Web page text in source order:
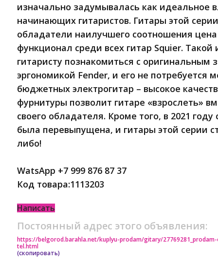
изначально задумывалась как идеальное
начинающих гитаристов. Гитары этой
обладатели наилучшего соотношения
функционал среди всех гитар Squier. Такой
гитаристу познакомиться с оригинальным
эргономикой Fender, и его не потребуется
бюджетных электрогитар – высокое
фурнитуры позволит гитаре «взрослеть»
своего обладателя. Кроме того, в 2021
была перевыпущена, и гитары этой серии
либо!
WatsApp +7 999 876 87 37
Код товара:1113203
Написать
Постоянный адрес этого объявления:
https://belgorod.barahla.net/kuplyu-prodam/gitary/
tel.html
(скопировать)